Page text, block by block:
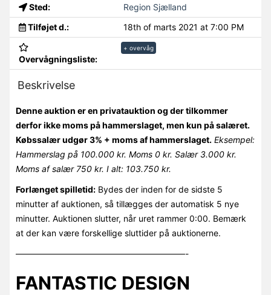
Sted:
Region Sjælland
Tilføjet d.:
18th of marts 2021 at 7:00 PM
Overvågningsliste:
+ overvåg
Beskrivelse
Denne auktion er en privatauktion og der tilkommer
derfor ikke moms på hammerslaget, men kun på salæret.
Købssalær udgør 3% + moms af hammerslaget. Eksempel:
Hammerslag på 100.000 kr. Moms 0 kr. Salær 3.000 kr.
Moms af salær 750 kr. I alt: 103.750 kr.
Forlænget spilletid:Bydes der inden for de sidste 5
minutter af auktionen, så tillægges der automatisk 5 nye
minutter. Auktionen slutter, når uret rammer 0:00. Bemærk
at der kan være forskellige sluttider på auktionerne.
————————————————————-
FANTASTIC DESIGN